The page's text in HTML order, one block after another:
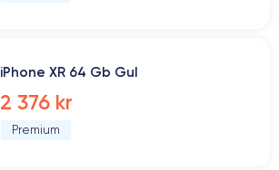
iPhone XR 64 Gb Gul
2 376 kr
Premium